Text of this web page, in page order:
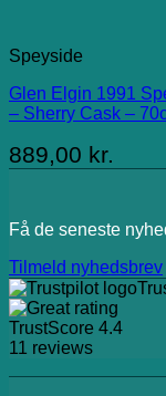
Speyside
Glen Elgin 1991
– Sherry Cask –
889,00 kr.
Få de seneste
Tilmeld nyhedsbrev
TrustScore 4.4
11 reviews